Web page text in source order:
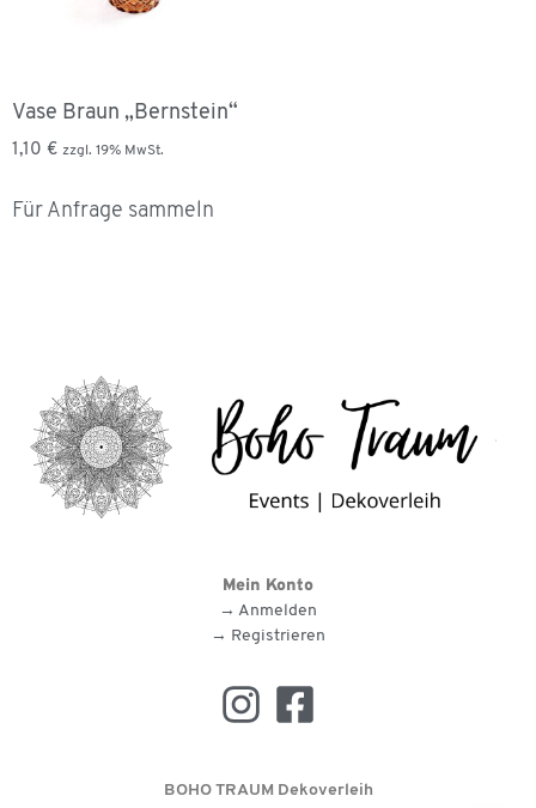
Vase Braun „Bernstein“
1,10 € zzgl. 19% MwSt.
Für Anfrage sammeln
Mein Konto
→ Anmelden
→ Registrieren
BOHO TRAUM Dekoverleih